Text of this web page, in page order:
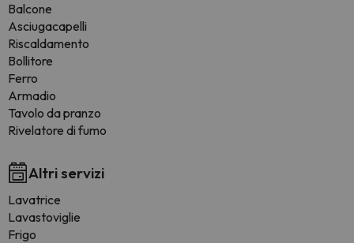
Balcone
Asciugacapelli
Riscaldamento
Bollitore
Ferro
Armadio
Tavolo da pranzo
Rivelatore di fumo
Altri servizi
Lavatrice
Lavastoviglie
Frigo